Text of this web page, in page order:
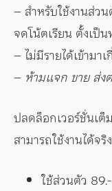
– สำหรับใช้งานส่ว
จดโน้ตเรียน ตั้งเป็
– ไม่มีรายได้เข้ามา
– ห้ามแจก ขาย ส่
ปลดล็อกเวอร์ชั่นเ
สามารถใช้งานได้จ
ใช้ส่วนตัว 89.-